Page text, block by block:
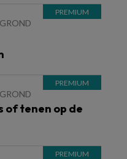
of tenen op de